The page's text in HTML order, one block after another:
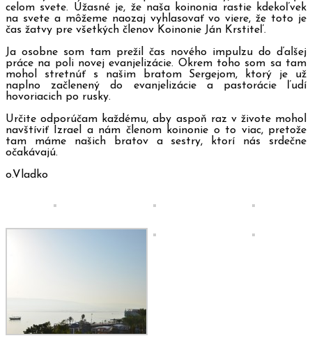
celom svete. Úžasné je, že naša koinonia rastie kdekoľvek
na svete a môžeme naozaj vyhlasovať vo viere, že toto je
čas žatvy pre všetkých členov Koinonie Ján Krstiteľ.
Ja osobne som tam prežil čas nového impulzu do ďalšej
práce na poli novej evanjelizácie. Okrem toho som sa tam
mohol stretnúť s našim bratom Sergejom, ktorý je už
naplno začlenený do evanjelizácie a pastorácie ľudí
hovoriacich po rusky.
Určite odporúčam každému, aby aspoň raz v živote mohol
navštíviť Izrael a nám členom koinonie o to viac, pretože
tam máme našich bratov a sestry, ktorí nás srdečne
očakávajú.
o.Vladko